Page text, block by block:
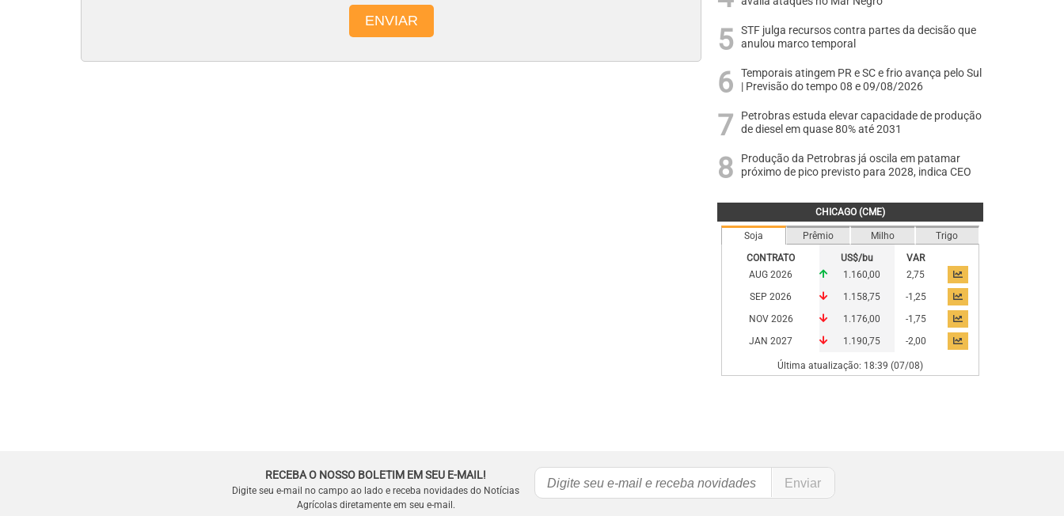
STF julga recursos contra partes da decisão que
anulou marco temporal
Temporais atingem PR e SC e frio avança pelo Sul
| Previsão do tempo 08 e 09/08/2026
Petrobras estuda elevar capacidade de produção
de diesel em quase 80% até 2031
Produção da Petrobras já oscila em patamar
próximo de pico previsto para 2028, indica CEO
CHICAGO (CME)
Soja Prêmio Milho
Trigo
CONTRATO
US$/bu
VAR
AUG 2026
1.160,00
2,75
SEP 2026
1.158,75
-1,25
NOV 2026
1.176,00
-1,75
JAN 2027
1.190,75 -2,00
Última atualização: 18:39 (07/08)
RECEBA O NOSSO BOLETIM EM SEU E-MAIL!
Digite seu e-mail no campo ao lado e receba novidades do Notícias
Agrícolas diretamente em seu e-mail.